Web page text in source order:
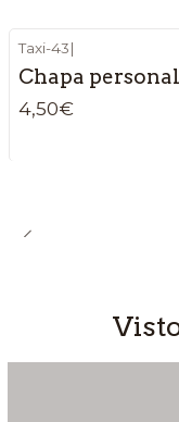
Taxi-43|
Chapa
4,50€